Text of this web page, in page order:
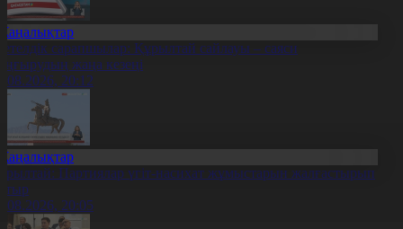
сарапшылар: Құрылтай сайлауы – саяси
жаңа кезеңі
20:12
Партиялар үгіт-насихат жұмыстарын жалғастырып
20:05